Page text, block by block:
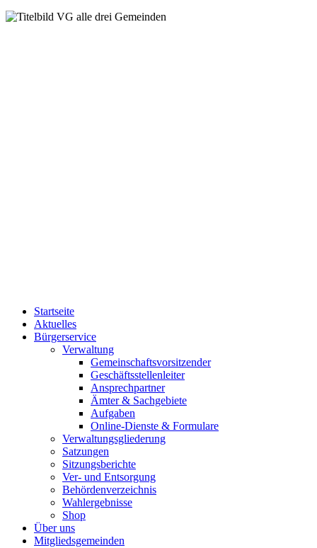
Startseite
Aktuelles
Bürgerservice
Verwaltung
Gemeinschaftsvorsitzender
Geschäftsstellenleiter
Ansprechpartner
Ämter & Sachgebiete
Aufgaben
Online-Dienste & Formulare
Verwaltungsgliederung
Satzungen
Sitzungsberichte
Ver- und Entsorgung
Behördenverzeichnis
Wahlergebnisse
Shop
Über uns
Mitgliedsgemeinden